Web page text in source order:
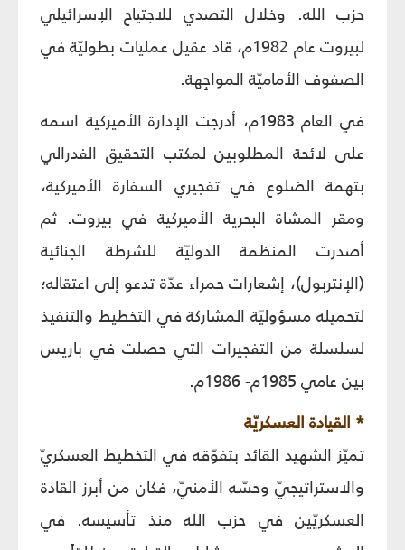
حزب الله. وخلال التصدي للاجتياح الإسرائيلي
لبيروت عام 1982م، قاد عقيل عمليات بطوليّة في
الصفوف الأماميّة المواجِهة.
في العام 1983م، أدرجت الإدارة الأميركية اسمه
على لائحة المطلوبين لمكتب التحقيق الفدرالي
بتهمة الضلوع في تفجيري السفارة الأميركية،
ومقر المشاة البحرية الأميركية في بيروت. ثم
أصدرت المنظمة الدوليّة للشرطة الجنائية
(الإنتربول)، إشعارات حمراء عدّة تدعو إلى اعتقاله؛
لتحميله مسؤوليّة المشاركة في التخطيط والتنفيذ
لسلسلة من التفجيرات التي حصلت في باريس
بين عامي 1985م- 1986م.
* القيادة العسكريّة
تميّز الشهيد القائد بتفوّقه في التخطيط العسكريّ
والاستراتيجيّ وحسّه الأمنيّ، فكان من أبرز القادة
العسكريّين في حزب الله منذ تأسيسه. في